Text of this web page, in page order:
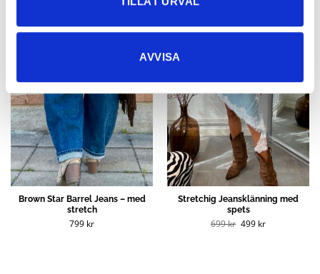
AVVISA
Brown Star Barrel Jeans – med
stretch
799 kr
Stretchig Jeansklänning med
spets
699kr Det
ursprungliga
499 krDet